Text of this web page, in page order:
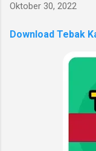
Oktober 30, 2022
Download Tebak